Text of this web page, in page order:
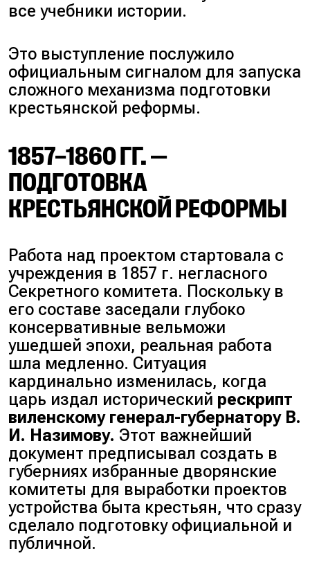
все учебники истории.
Это выступление послужило
официальным сигналом для запуска
сложного механизма подготовки
крестьянской реформы.
1857–1860 ГГ. —
ПОДГОТОВКА
КРЕСТЬЯНСКОЙ РЕФОРМЫ
Работа над проектом стартовала с
учреждения в 1857 г. негласного
Секретного комитета. Поскольку в
его составе заседали глубоко
консервативные вельможи
ушедшей эпохи, реальная работа
шла медленно. Ситуация
кардинально изменилась, когда
царь издал исторический рескрипт
виленскому генерал-губернатору В.
И. Назимову. Этот важнейший
документ предписывал создать в
губерниях избранные дворянские
комитеты для выработки проектов
устройства быта крестьян, что сразу
сделало подготовку официальной и
публичной.